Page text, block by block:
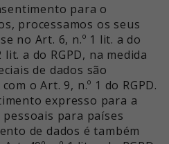
para o
processamos os seus
no Art. 6, n.º 1 lit. a do
lit. a do RGPD, na medida
de dados são
o Art. 9, n.º 1 do RGPD.
expresso para a
para países
de dados é também